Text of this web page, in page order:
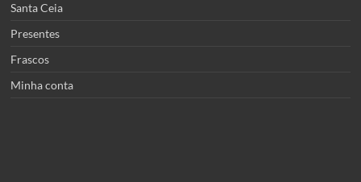
Santa Ceia
Presentes
Frascos
Minha conta